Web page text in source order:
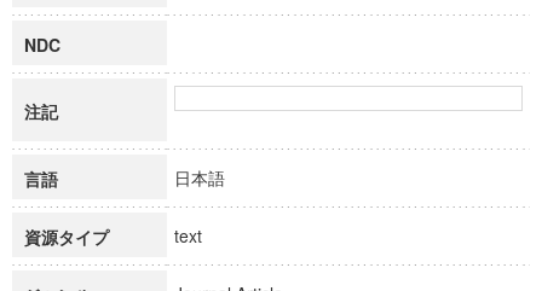
NDC
注記
言語 日本語
資源タイプ text